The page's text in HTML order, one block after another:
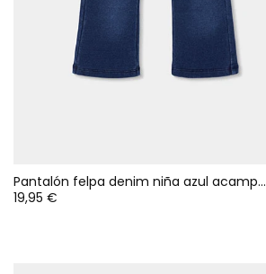
Pantalón felpa denim niña azul acampanado
19,95 €